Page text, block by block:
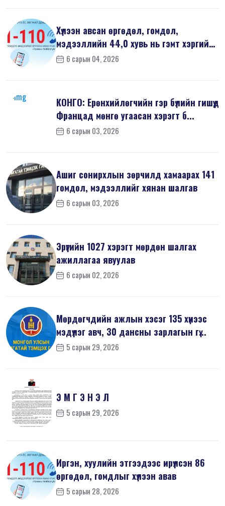
Хүлээн авсан өргөдөл, гомдол,
мэдээллийн 44,0 хувь нь гэмт хэргийн
шин...
6 сарын 04, 2026
КОНГО: Ерөнхийлөгчийн гэр бүлийн гишүүд
Францад мөнгө угаасан хэрэгт б...
6 сарын 03, 2026
Ашиг сонирхлын зөрчилд хамаарах 141
гомдол, мэдээллийг хянан шалгав
6 сарын 03, 2026
Эрүүгийн 1027 хэрэгт мөрдөн шалгах
ажиллагаа явуулав
6 сарын 02, 2026
Мөрдөгчдийн ажлын хэсэг 135 хүнээс
мэдүүлэг авч, 30 дансны зарлагын гү...
5 сарын 29, 2026
Э М Г Э Н Э Л
5 сарын 29, 2026
Иргэн, хуулийн этгээдээс ирүүлсэн 86
өргөдөл, гомдлыг хүлээн авав
5 сарын 28, 2026